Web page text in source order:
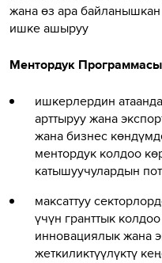
жана өз ара
ишке ашыруу
Ментордук
ишкерлердин
арттыруу жана
жана бизнес
ментордук колдоо
катышуучулардын
максаттуу
үчүн гранттык
инновациялык жана
жеткиликтүүлүктү